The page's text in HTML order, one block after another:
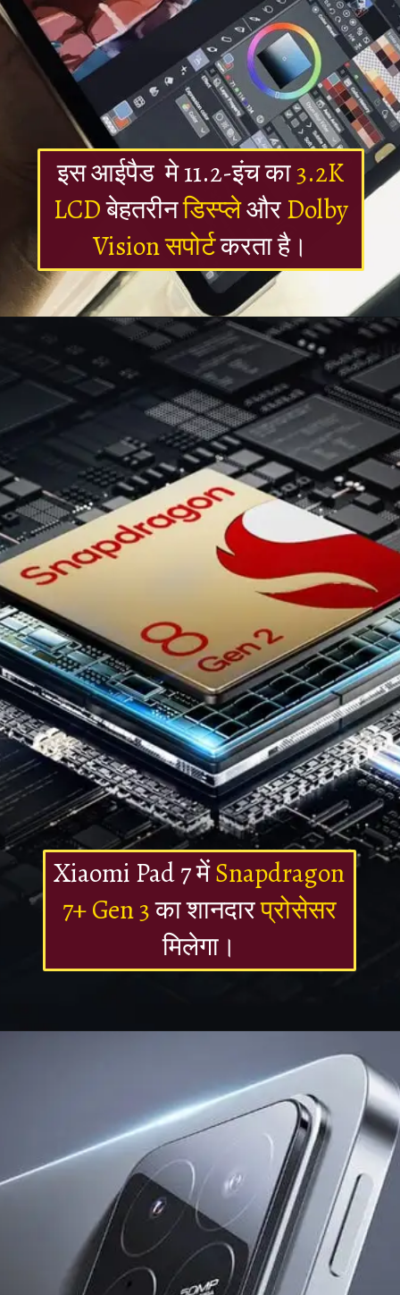
इस आईपैड मे 11.2-इंच का3.2K
LCDबेहतरीनडिस्प्लेऔरDolby
Vision सपोर्टकरता है।
https://newsalerts24.in/web-stories/
Xiaomi Pad 7 मेंSnapdragon
7+ Gen 3का शानदारप्रोसेसर
मिलेगा।
https://newsalerts24.in/web-stories/